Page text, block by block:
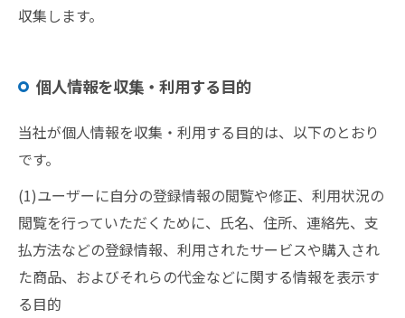
収集します。
個人情報を収集・利用する目的
当社が個人情報を収集・利用する目的は、以下のとおり
です。
(1)ユーザーに自分の登録情報の閲覧や修正、利用状況の
閲覧を行っていただくために、氏名、住所、連絡先、支
払方法などの登録情報、利用されたサービスや購入され
た商品、およびそれらの代金などに関する情報を表示す
る目的